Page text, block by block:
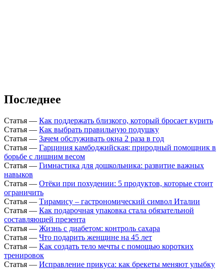
Последнее
Статья — Как поддержать близкого, который бросает курить
Статья — Как выбрать правильную подушку
Статья — Зачем обслуживать окна 2 раза в год
Статья — Гарциния камбоджийская: природный помощник в
борьбе с лишним весом
Статья — Гимнастика для дошкольника: развитие важных
навыков
Статья — Отёки при похудении: 5 продуктов, которые стоит
ограничить
Статья — Тирамису – гастрономический символ Италии
Статья — Как подарочная упаковка стала обязательной
составляющей презента
Статья — Жизнь с диабетом: контроль сахара
Статья — Что подарить женщине на 45 лет
Статья — Как создать тело мечты с помощью коротких
тренировок
Статья — Исправление прикуса: как брекеты меняют улыбку